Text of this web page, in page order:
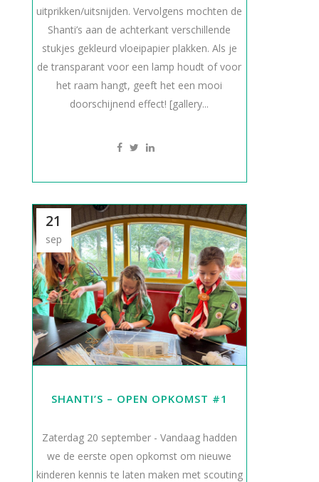
uitprikken/uitsnijden. Vervolgens mochten de
Shanti’s aan de achterkant verschillende
stukjes gekleurd vloeipapier plakken. Als je
de transparant voor een lamp houdt of voor
het raam hangt, geeft het een mooi
doorschijnend effect! [gallery...
21
sep
SHANTI’S – OPEN OPKOMST #1
Zaterdag 20 september - Vandaag hadden
we de eerste open opkomst om nieuwe
kinderen kennis te laten maken met scouting